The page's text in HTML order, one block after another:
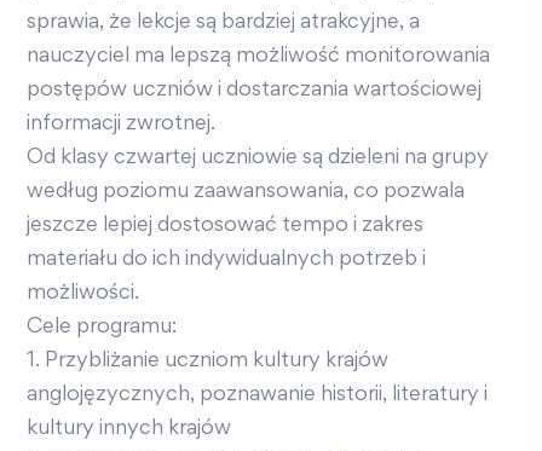
sprawia, że lekcje są bardziej atrakcyjne, a
nauczyciel ma lepszą możliwość monitorowania
postępów uczniów i dostarczania wartościowej
informacji zwrotnej.
Od klasy czwartej uczniowie są dzieleni na grupy
według poziomu zaawansowania, co pozwala
jeszcze lepiej dostosować tempo i zakres
materiału do ich indywidualnych potrzeb i
możliwości.
Cele programu:
1. Przybliżanie uczniom kultury krajów
anglojęzycznych, poznawanie historii, literatury i
kultury innych krajów